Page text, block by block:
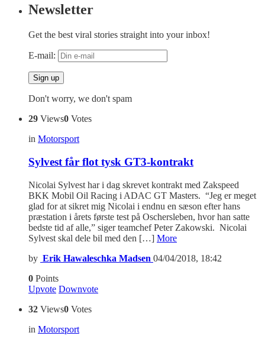
Newsletter
Get the best viral stories straight into your inbox!
E-mail:
Don't worry, we don't spam
29 Views0 Votes
in Motorsport
Sylvest får flot tysk GT3-kontrakt
Nicolai Sylvest har i dag skrevet kontrakt med Zakspeed
BKK Mobil Oil Racing i ADAC GT Masters. “Jeg er meget
glad for at sikret mig Nicolai i endnu en sæson efter hans
præstation i årets første test på Oschersleben, hvor han satte
bedste tid af alle,” siger teamchef Peter Zakowski. Nicolai
Sylvest skal dele bil med den […] More
by Erik Hawaleschka Madsen 04/04/2018, 18:42
0 Points
Upvote Downvote
32 Views0 Votes
in Motorsport